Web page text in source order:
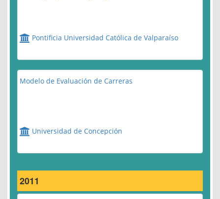
Pontificia Universidad Católica de Valparaíso
Modelo de Evaluación de Carreras
Universidad de Concepción
2011